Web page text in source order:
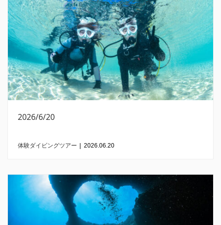
2026/6/20
体験ダイビングツアー | 2026.06.20